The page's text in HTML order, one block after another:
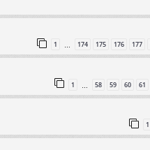
1 … 174 175 176 177
1 58 59 60 61
1